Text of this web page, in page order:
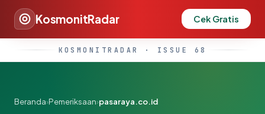
KosmonitRadar Cek Gratis
KOSMONITRADAR · ISSUE 68
Beranda›Pemeriksaan›pasaraya.co.id